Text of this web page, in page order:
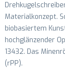
Materialkonzept.
biobasiertem
hochglänzender
13432. Das
(rPP).